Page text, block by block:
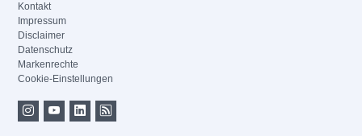
Kontakt
Impressum
Disclaimer
Datenschutz
Markenrechte
Cookie-Einstellungen